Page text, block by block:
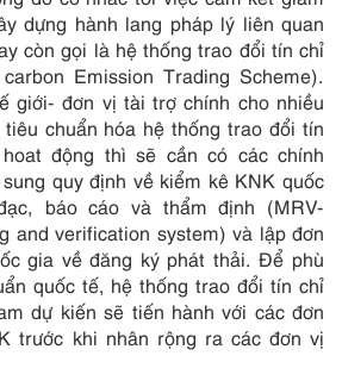
dựng hành lang pháp lý liên quan
còn gọi là hệ thống trao đổi tín chỉ
Emission Trading Scheme).
giới- đơn vị tài trợ chính cho nhiều
chuẩn hóa hệ thống trao đổi tín
động thì sẽ cần có các chính
quy định về kiểm kê KNK quốc
báo cáo và thẩm định (MRV-
and verification system) và lập đơn
gia về đăng ký phát thải. Để phù
quốc tế, hệ thống trao đổi tín chỉ
dự kiến ​​sẽ tiến hành với các đơn
trước khi nhân rộng ra các đơn vị